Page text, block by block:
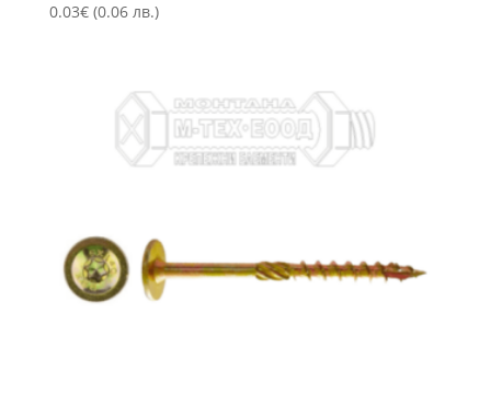
0.03€ (0.06 лв.)